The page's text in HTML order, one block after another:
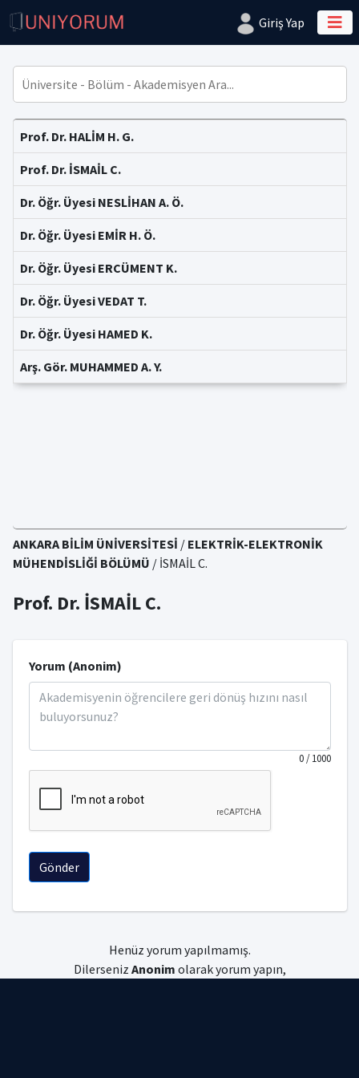
Giriş Yap
Prof. Dr. HALİM H. G.
Prof. Dr. İSMAİL C.
Dr. Öğr. Üyesi NESLİHAN A. Ö.
Dr. Öğr. Üyesi EMİR H. Ö.
Dr. Öğr. Üyesi ERCÜMENT K.
Dr. Öğr. Üyesi VEDAT T.
Dr. Öğr. Üyesi HAMED K.
Arş. Gör. MUHAMMED A. Y.
ANKARA BİLİM ÜNİVERSİTESİ / ELEKTRİK-ELEKTRONİK
MÜHENDİSLİĞİ BÖLÜMÜ / İSMAİL C.
Prof. Dr. İSMAİL C.
Yorum (Anonim)
0/ 1000
Gönder
Henüz yorum yapılmamış.
Dilerseniz Anonim olarak yorum yapın,